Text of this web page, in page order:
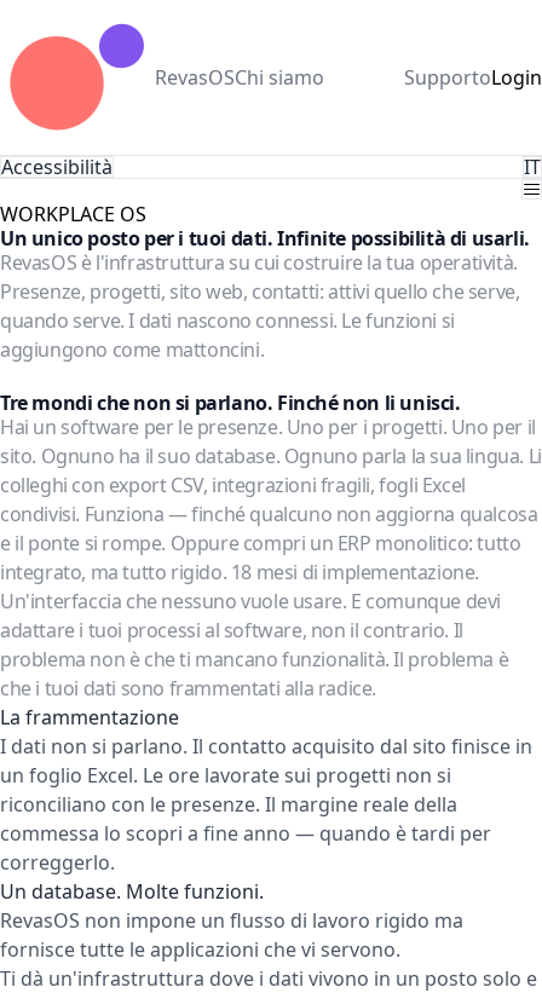
RevasOSChi siamo SupportoLogin
Accessibilità
IT
WORKPLACE OS
Un unico posto per i tuoi dati. Infinite possibilità di usarli.
RevasOS è l'infrastruttura su cui costruire la tua operatività.
Presenze, progetti, sito web, contatti: attivi quello che serve,
quando serve. I dati nascono connessi. Le funzioni si
aggiungono come mattoncini.
Tre mondi che non si parlano. Finché non li unisci.
Hai un software per le presenze. Uno per i progetti. Uno per il
sito. Ognuno ha il suo database. Ognuno parla la sua lingua. Li
colleghi con export CSV, integrazioni fragili, fogli Excel
condivisi. Funziona — finché qualcuno non aggiorna qualcosa
e il ponte si rompe. Oppure compri un ERP monolitico: tutto
integrato, ma tutto rigido. 18 mesi di implementazione.
Un'interfaccia che nessuno vuole usare. E comunque devi
adattare i tuoi processi al software, non il contrario. Il
problema non è che ti mancano funzionalità. Il problema è
che i tuoi dati sono frammentati alla radice.
La frammentazione
I dati non si parlano. Il contatto acquisito dal sito finisce in
un foglio Excel. Le ore lavorate sui progetti non si
riconciliano con le presenze. Il margine reale della
commessa lo scopri a fine anno — quando è tardi per
correggerlo.
Un database. Molte funzioni.
RevasOS non impone un flusso di lavoro rigido ma
fornisce tutte le applicazioni che vi servono.
Ti dà un'infrastruttura dove i dati vivono in un posto solo e